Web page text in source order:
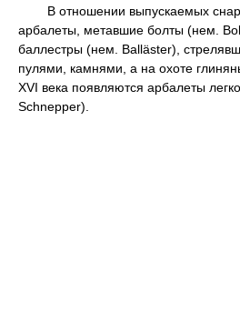
В отношении выпускаемых
арбалеты, метавшие болты (нем.
баллестры (нем. Balläster),
пулями, камнями, а на охоте
XVI века появляются арбалеты
Schnepper).